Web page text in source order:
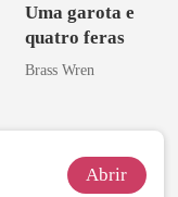
Uma garota e
quatro feras
Brass Wren
Abrir